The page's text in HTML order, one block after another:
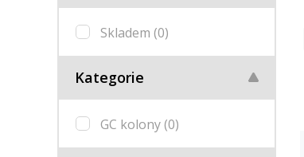
Skladem (0)
Kategorie
GC kolony(0)